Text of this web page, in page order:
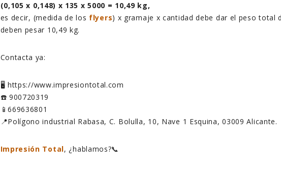
(0,105 x 0,148) x 135 x 5000 = 10,49 kg,
es decir, (medida de los flyers) x gramaje x cantidad debe dar el peso total
deben pesar 10,49 kg.
Contacta ya:
🖥️ https://www.impresiontotal.com
☎️ 900720319
📱669636801
📍Polígono industrial Rabasa, C. Bolulla, 10, Nave 1 Esquina, 03009 Alicante.
Impresión Total, ¿hablamos?📞